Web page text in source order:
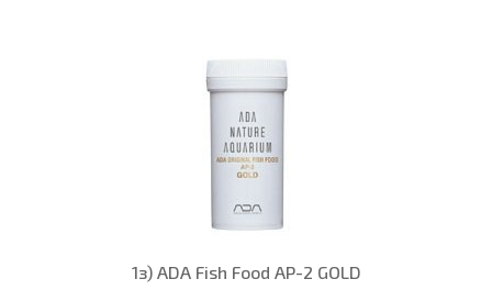
1з) ADA Fish Food AP-2 GOLD